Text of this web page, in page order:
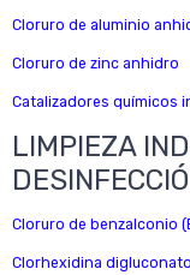
Cloruro de aluminio
Cloruro de zinc anhidro
Catalizadores químicos
LIMPIEZA
Cloruro de benzalconio
Clorhexidina digluconato